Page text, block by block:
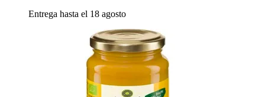
Entrega hasta el 18 agosto